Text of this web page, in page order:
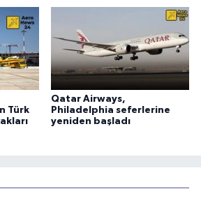
Türk
Qatar Airways,
Philadelphia seferlerine
yeniden başladı